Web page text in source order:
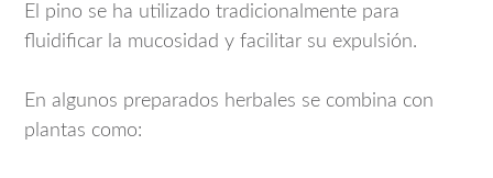
El pino se ha utilizado tradicionalmente para
fluidificar la mucosidad y facilitar su expulsión.
En algunos preparados herbales se combina con
plantas como: